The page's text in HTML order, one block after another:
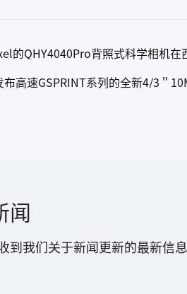
的QHY4040Pro背照式科学相机在
布高速GSPRINT系列的全新4/3＂
闻
到我们关于新闻更新的最新信息